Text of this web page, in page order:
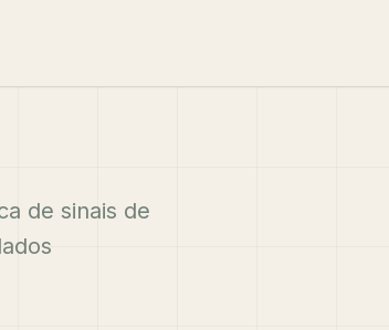
de sinais de